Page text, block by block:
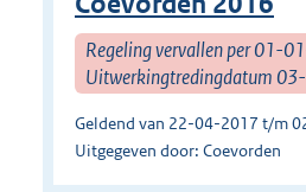
Regeling vervallen per 01-
Uitwerkingtredingdatum
Geldend van 22-04-2017 t/m
Uitgegeven door: Coevorden